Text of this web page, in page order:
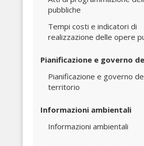
pubbliche
Tempi costi e indicatori di
realizzazione delle opere
Pianificazione e governo
Pianificazione e governo
territorio
Informazioni ambientali
Informazioni ambientali